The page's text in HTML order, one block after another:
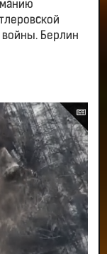
войны. Берлин